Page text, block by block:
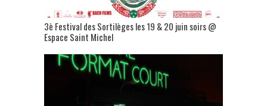
3è Festival des Sortilèges les 19 & 20 juin soirs @
Espace Saint Michel